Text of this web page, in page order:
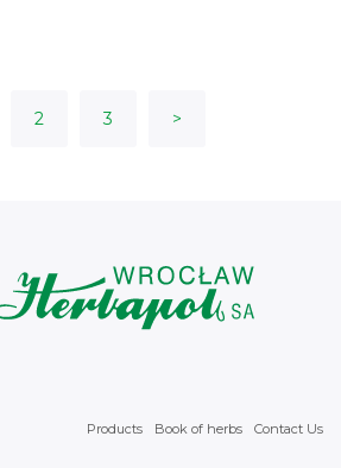
2 3 >
Products Book of herbs Contact Us